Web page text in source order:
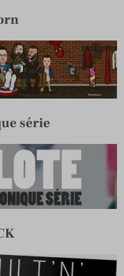
série